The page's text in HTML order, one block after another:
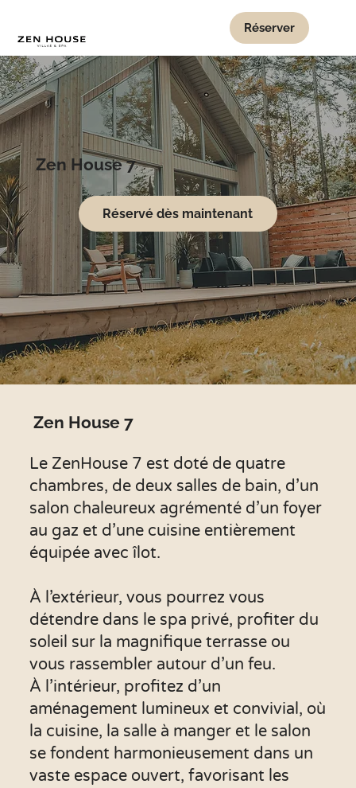
Réserver
Zen House 7
Réservé dès maintenant
Le ZenHouse 7 est doté de quatre
chambres, de deux salles de bain, d’un
salon chaleureux agrémenté d’un foyer
au gaz et d’une cuisine entièrement
équipée avec îlot.
À l’extérieur, vous pourrez vous
détendre dans le spa privé, profiter du
soleil sur la magnifique terrasse ou
vous rassembler autour d’un feu.
À l’intérieur, profitez d’un
aménagement lumineux et convivial, où
la cuisine, la salle à manger et le salon
se fondent harmonieusement dans un
vaste espace ouvert, favorisant les
Zen House 7